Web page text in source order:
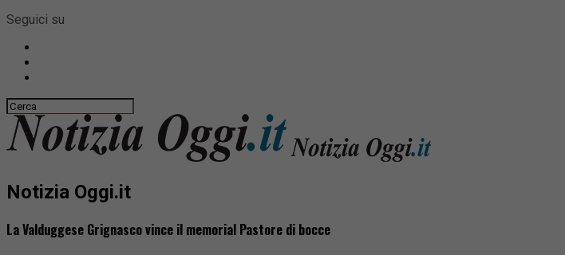
Seguici su
Notizia Oggi.it
La Valduggese Grignasco vince il memorial Pastore di bocce